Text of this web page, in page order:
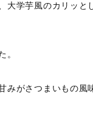
大学芋風のカリッと
。
みがさつまいもの風